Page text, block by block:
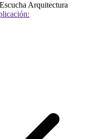
Escucha Arquitectura